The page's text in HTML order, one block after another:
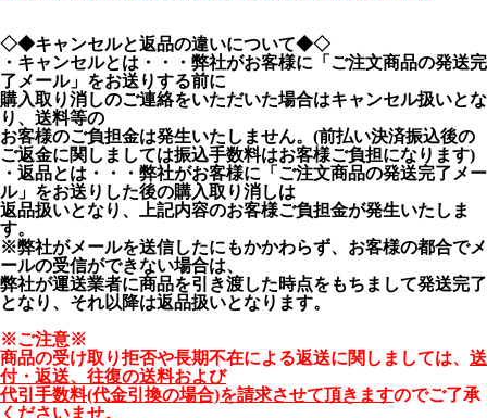
◇◆キャンセルと返品の違いについて◆◇
・キャンセルとは・・・弊社がお客様に「ご注文商品の発送完
了メール」をお送りする前に
購入取り消しのご連絡をいただいた場合はキャンセル扱いとな
り、送料等の
お客様のご負担金は発生いたしません。(前払い決済振込後の
ご返金に関しましては振込手数料はお客様ご負担になります)
・返品とは・・・弊社がお客様に「ご注文商品の発送完了メー
ル」をお送りした後の購入取り消しは
返品扱いとなり、上記内容のお客様ご負担金が発生いたしま
す。
※弊社がメールを送信したにもかかわらず、お客様の都合でメ
ールの受信ができない場合は、
弊社が運送業者に商品を引き渡した時点をもちまして発送完了
となり、それ以降は返品扱いとなります。
※ご注意※
商品の受け取り拒否や長期不在による返送に関しましては、 送
付・返送、往復の送料および
代引手数料(代金引換の場合)を請求させて頂きますのでご了承
くださいませ。